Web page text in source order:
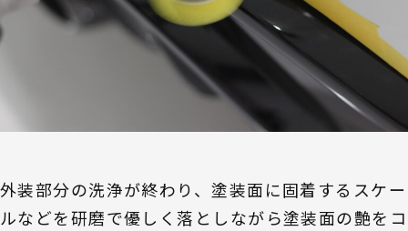
外装部分の洗浄が終わり、塗装面に固着するスケー
ルなどを研磨で優しく落としながら塗装面の艶をコ